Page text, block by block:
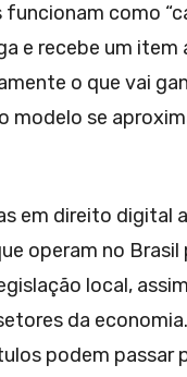
como
e recebe um item
o que vai
modelo se
em direito digital
operam no Brasil
local,
da
podem passar